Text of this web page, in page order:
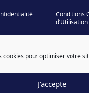
cookies pour optimiser votre
J'accepte
Conditions
d’Utilisation
2026
by
powered